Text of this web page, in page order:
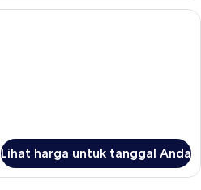
Minibar, brankas, tempat tidur bayi
Lihat harga untuk tanggal Anda